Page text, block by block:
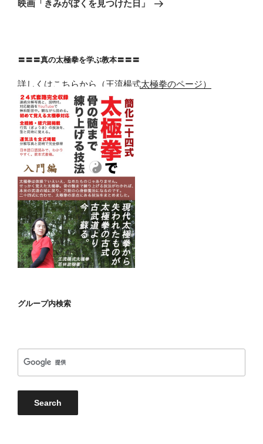
ン
映画「きみがぼくを見つけた日」
〓〓〓真の太極拳を学ぶ教本〓〓〓
詳しくはこちらから（王流楊式太極拳のページ）
グループ内検索